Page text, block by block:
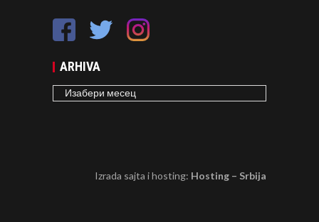
ARHIVA
ARHIVA
Izrada sajta i hosting: Hosting – Srbija